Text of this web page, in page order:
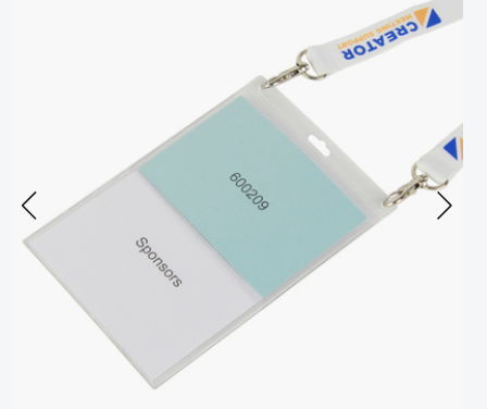
Previous